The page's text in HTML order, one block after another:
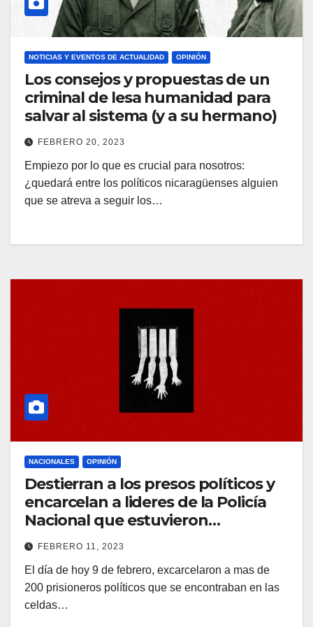
NOTICIAS Y EVENTOS DE ACTUALIDAD OPINIÓN
Los consejos y propuestas de un
criminal de lesa humanidad para
salvar al sistema (y a su hermano)
FEBRERO 20, 2023
Empiezo por lo que es crucial para nosotros:
¿quedará entre los políticos nicaragüenses alguien
que se atreva a seguir los…
NACIONALES OPINIÓN
Destierran a los presos políticos y
encarcelan a lideres de la Policía
Nacional que estuvieron
encargados de la represión. ¿Qué
significa esto?
FEBRERO 11, 2023
El día de hoy 9 de febrero, excarcelaron a mas de
200 prisioneros políticos que se encontraban en las
celdas…